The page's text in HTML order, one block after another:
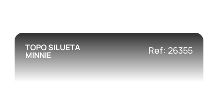
TOPO SILUETA
MINNIE Ref: 26355